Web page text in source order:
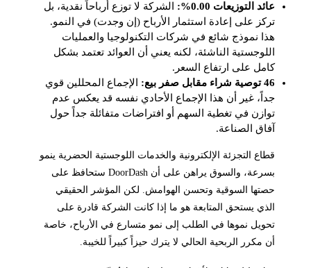
عائد التوزيعات 0.00%:
الشركة لا توزع أرباحاً نقدية، بل
تركز على إعادة استثمار الأرباح (إن وجدت) في النمو.
هذا نموذج شائع في شركات التكنولوجيا والعمليات
اللوجستية الناشئة، لكنه يعني أن العوائد تعتمد بشكل
كامل على ارتفاع السعر.
46 توصية شراء مقابل صفر بيع:
الإجماع المحللين قوي
جداً، غير أن هذا الإجماع الأحادي نفسه قد يعكس عدم
توازن في تغطية السهم أو افتراضات متفائلة جداً حول
آفاق الصناعة.
قطاع التجزئة الإلكترونية والخدمات اللوجستية الحضرية ينمو
بسرعة، والسوق يراهن على أن DoorDash ستحافظ على
حصتها السوقية وتحسن الهوامش. لكن المؤشر الحقيقي
الذي يستحق المتابعة هو ما إذا كانت الشركة قادرة على
تحويل نموها في الطلب إلى نمو متسارع في الأرباح، خاصة
أن مكرر الربحية الحالي لا يترك حيزاً كبيراً للخيبة.